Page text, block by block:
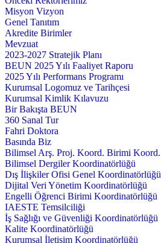
Misyon Vizyon
Genel Tanıtım
Akredite Birimler
Mevzuat
2023-2027 Stratejik Planı
BEUN 2025 Yılı Faaliyet Raporu
2025 Yılı Performans Programı
Kurumsal Logomuz ve Tarihçesi
Kurumsal Kimlik Kılavuzu
Bir Bakışta BEUN
360 Sanal Tur
Fahri Doktora
Basında Biz
Bilimsel Arş. Proj. Koord. Birimi Koord.
Bilimsel Dergiler Koordinatörlüğü
Dış İlişkiler Ofisi Genel Koordinatörlüğü
Dijital Veri Yönetim Koordinatörlüğü
Engelli Öğrenci Birimi Koordinatörlüğü
IAESTE Temsilciliği
İş Sağlığı ve Güvenliği Koordinatörlüğü
Kalite Koordinatörlüğü
Kurumsal İletişim Koordinatörlüğü